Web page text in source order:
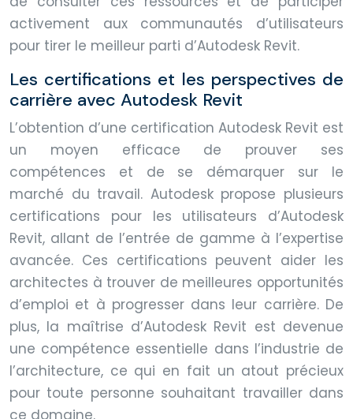
activement aux communautés d’utilisateurs
pour tirer le meilleur parti d’Autodesk Revit.
Les certifications et les perspectives de
carrière avec Autodesk Revit
L’obtention d’une certification Autodesk Revit est
un moyen efficace de prouver ses
compétences et de se démarquer sur le
marché du travail. Autodesk propose plusieurs
certifications pour les utilisateurs d’Autodesk
Revit, allant de l’entrée de gamme à l’expertise
avancée. Ces certifications peuvent aider les
architectes à trouver de meilleures opportunités
d’emploi et à progresser dans leur carrière. De
plus, la maîtrise d’Autodesk Revit est devenue
une compétence essentielle dans l’industrie de
l’architecture, ce qui en fait un atout précieux
pour toute personne souhaitant travailler dans
ce domaine.